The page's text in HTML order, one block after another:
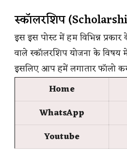
स्कॉलरशिप
इस इस पोस्ट में हम विभिन्न प्रकार
वाले स्कॉलरशिप योजना के विषय
इसलिए आप हमें लगातार फॉलो
Home
WhatsApp
Youtube